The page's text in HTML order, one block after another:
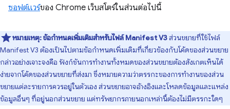
ซอฟต์แวร์ของ Chrome เว็บสโตร์ในส่วนต่อไปนี้
หมายเหตุ:ข้อกำหนดเพิ่มเติมสำหรับไฟล์ Manifest V3ส่วนขยายที่ใช้ไฟล์
Manifest V3 ต้องเป็นไปตามข้อกำหนดเพิ่มเติมที่เกี่ยวข้องกับโค้ดของส่วนขยาย
กล่าวอย่างเจาะจงคือ ฟังก์ชันการทำงานทั้งหมดของส่วนขยายต้องสังเกตเห็นได้
ง่ายจากโค้ดของส่วนขยายที่ส่งมา ซึ่งหมายความว่าตรรกะของการทำงานของส่วน
ขยายแต่ละรายการควรอยู่ในตัวเอง ส่วนขยายอาจอ้างอิงและโหลดข้อมูลและแหล่ง
ข้อมูลอื่นๆ ที่อยู่นอกส่วนขยาย แต่ทรัพยากรภายนอกเหล่านี้ต้องไม่มีตรรกะใดๆ